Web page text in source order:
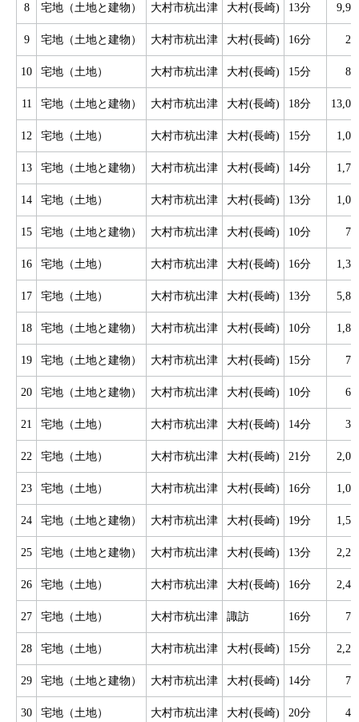
8 宅地（土地と建物） 大村市杭出津 大村(長崎) 13分
9 宅地（土地と建物） 大村市杭出津 大村(長崎) 16分
10 宅地（土地） 大村市杭出津 大村(長崎) 15分
11 宅地（土地と建物） 大村市杭出津 大村(長崎) 18分
12 宅地（土地） 大村市杭出津 大村(長崎) 15分
13 宅地（土地と建物） 大村市杭出津 大村(長崎) 14分
14 宅地（土地） 大村市杭出津 大村(長崎) 13分
15 宅地（土地と建物） 大村市杭出津 大村(長崎) 10分
16 宅地（土地） 大村市杭出津 大村(長崎) 16分
17 宅地（土地） 大村市杭出津 大村(長崎) 13分
18 宅地（土地と建物） 大村市杭出津 大村(長崎) 10分
19 宅地（土地と建物） 大村市杭出津 大村(長崎) 15分
20 宅地（土地と建物） 大村市杭出津 大村(長崎) 10分
21 宅地（土地） 大村市杭出津 大村(長崎) 14分
22 宅地（土地） 大村市杭出津 大村(長崎) 21分
23 宅地（土地） 大村市杭出津 大村(長崎) 16分
24 宅地（土地と建物） 大村市杭出津 大村(長崎) 19分
25 宅地（土地と建物） 大村市杭出津 大村(長崎) 13分
26 宅地（土地） 大村市杭出津 大村(長崎) 16分
27 宅地（土地） 大村市杭出津 諏訪 16分
28 宅地（土地） 大村市杭出津 大村(長崎) 15分
29 宅地（土地と建物） 大村市杭出津 大村(長崎) 14分
30 宅地（土地） 大村市杭出津 大村(長崎) 20分